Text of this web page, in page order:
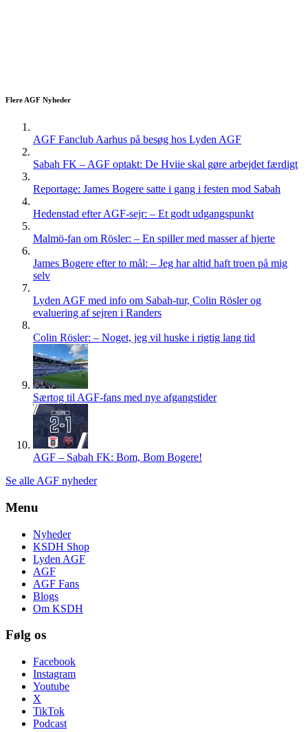
Flere AGF Nyheder
AGF Fanclub Aarhus på besøg hos Lyden AGF
Sabah FK – AGF optakt: De Hviie skal gøre arbejdet færdigt
Reportage: James Bogere satte i gang i festen mod Sabah
Hedenstad efter AGF-sejr: – Et godt udgangspunkt
Malmö-fan om Rösler: – En spiller med masser af hjerte
James Bogere efter to mål: – Jeg har altid haft troen på mig
selv
Lyden AGF med info om Sabah-tur, Colin Rösler og
evaluering af sejren i Randers
Colin Rösler: – Noget, jeg vil huske i rigtig lang tid
Særtog til AGF-fans med nye afgangstider
AGF – Sabah FK: Bom, Bom Bogere!
Se alle AGF nyheder
Menu
Nyheder
KSDH Shop
Lyden AGF
AGF
AGF Fans
Blogs
Om KSDH
Følg os
Facebook
Instagram
Youtube
X
TikTok
Podcast